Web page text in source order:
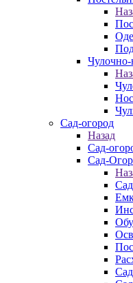
Чулочно-
Сад-огород
Назад
Сад-
Сад-